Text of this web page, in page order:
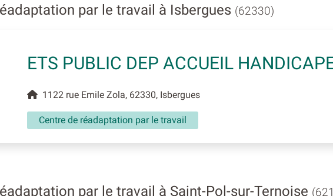
par le travail à Isbergues (62330)
ETS PUBLIC DEP ACCUEIL
1122 rue Emile Zola, 62330, Isbergues
Centre de réadaptation par le travail
par le travail à Saint-Pol-sur-Ternoise